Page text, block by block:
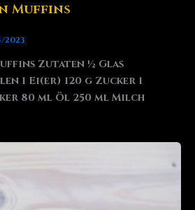
Muffins
2023
Zutaten ½ Glas
1 Ei(er) 120 g Zucker 1
80 ml Öl 250 ml Milch